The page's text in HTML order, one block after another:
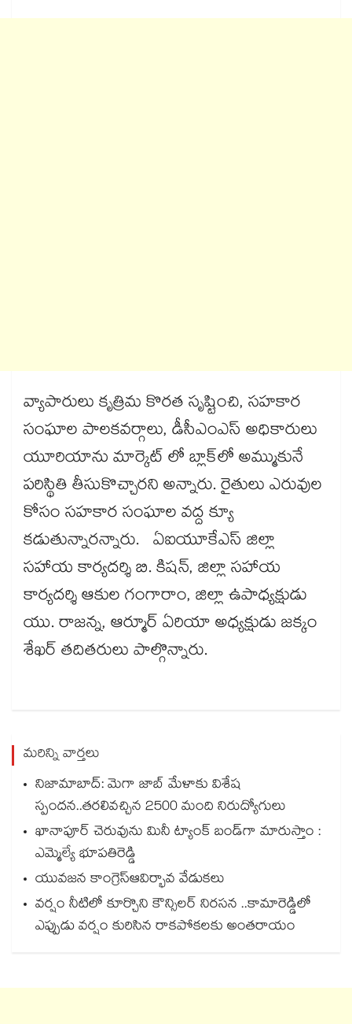
వ్యాపారులు కృత్రిమ కొరత సృష్టించి, సహకార
సంఘాల పాలకవర్గాలు, డీసీఎంఎస్​ అధికారులు
యూరియాను మార్కెట్ లో బ్లాక్​లో అమ్ముకునే
పరిస్థితి తీసుకొచ్చారని అన్నారు. రైతులు ఎరువుల
కోసం సహకార సంఘాల వద్ద క్యూ
కడుతున్నారన్నారు. ఏఐయూకేఎస్ జిల్లా
సహాయ కార్యదర్శి బి. కిషన్, జిల్లా సహాయ
కార్యదర్శి ఆకుల గంగారాం, జిల్లా ఉపాధ్యక్షుడు
యు. రాజన్న, ఆర్మూర్ ఏరియా అధ్యక్షుడు జక్కం
శేఖర్ తదితరులు పాల్గొన్నారు.
మరిన్ని వార్తలు
నిజామాబాద్‌‌‌‌: మెగా జాబ్‌‌‌‌‌‌‌‌ మేళాకు విశేష
స్పందన..తరలివచ్చిన 2500 మంది నిరుద్యోగులు
ఖానాపూర్‌‌‌‌‌‌‌‌ చెరువును మినీ ట్యాంక్‌‌‌‌‌‌‌‌ బండ్‌‌‌‌‌‌‌‌గా మారుస్తాం :
ఎమ్మెల్యే భూపతిరెడ్డి
యువజన కాంగ్రెస్ఆవిర్భావ వేడుకలు
వర్షం నీటిలో కూర్చొని కౌన్సిలర్ నిరసన ..కామారెడ్డిలో
ఎప్పుడు వర్షం కురిసిన రాకపోకలకు అంతరాయం